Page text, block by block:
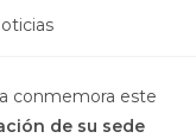
conmemora este
de su sede